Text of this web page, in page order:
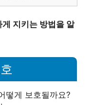
지키는 방법을 알
떻게 보호될까요?